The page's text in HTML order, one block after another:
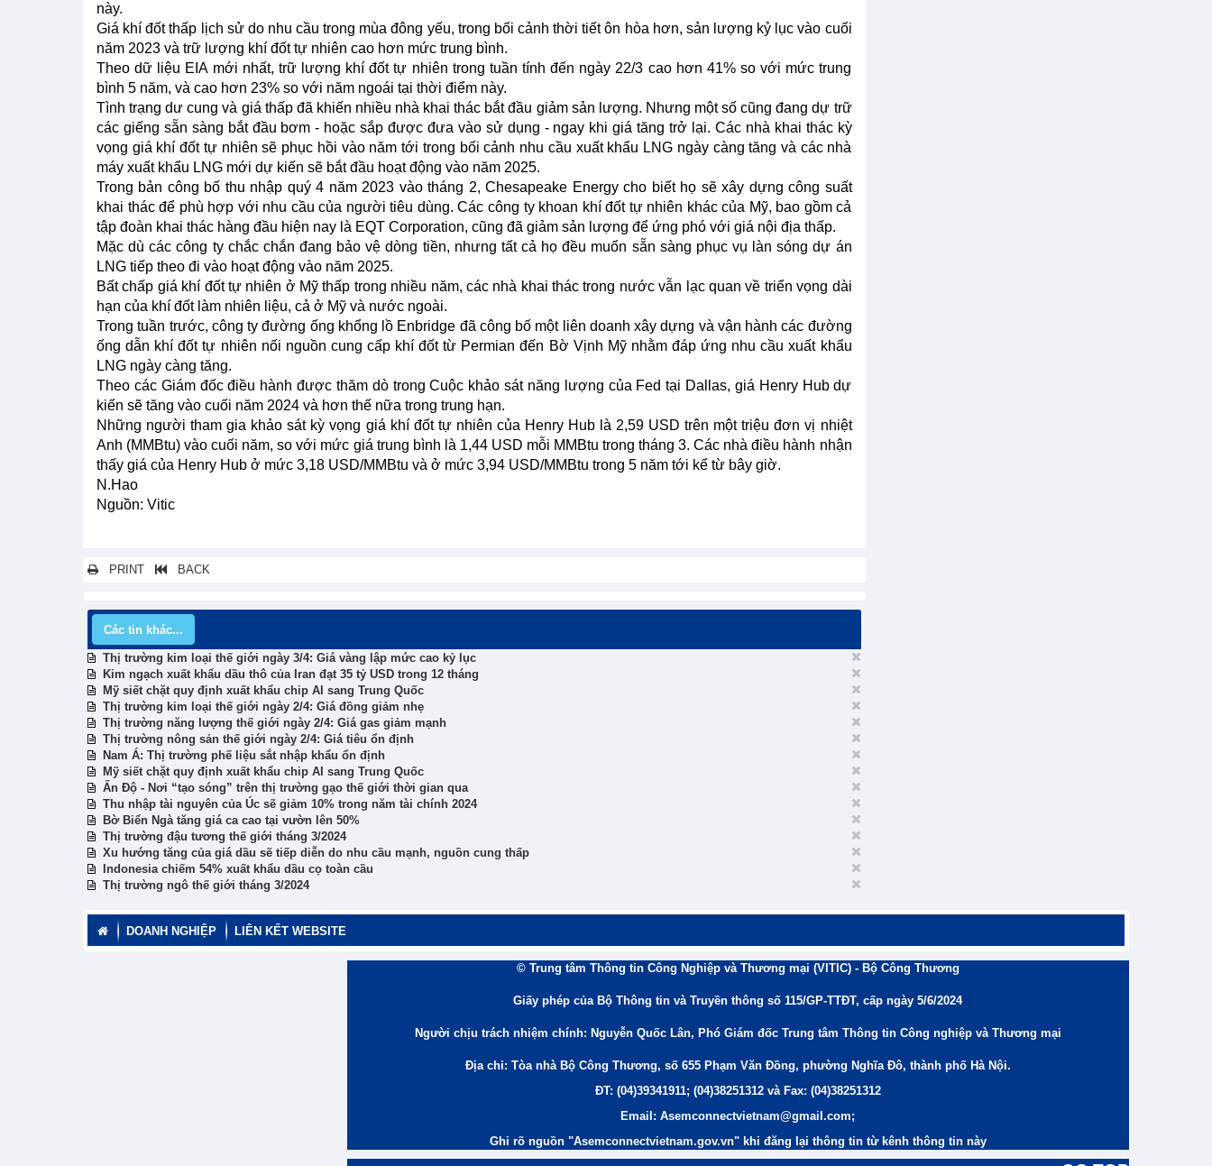
này.
Giá khí đốt thấp lịch sử do nhu cầu trong mùa đông yếu, trong bối cảnh thời tiết ôn hòa hơn, sản lượng kỷ lục vào cuối
năm 2023 và trữ lượng khí đốt tự nhiên cao hơn mức trung bình.
Theo dữ liệu EIA mới nhất, trữ lượng khí đốt tự nhiên trong tuần tính đến ngày 22/3 cao hơn 41% so với mức trung
bình 5 năm, và cao hơn 23% so với năm ngoái tại thời điểm này.
Tình trạng dư cung và giá thấp đã khiến nhiều nhà khai thác bắt đầu giảm sản lượng. Nhưng một số cũng đang dự trữ
các giếng sẵn sàng bắt đầu bơm - hoặc sắp được đưa vào sử dụng - ngay khi giá tăng trở lại. Các nhà khai thác kỳ
vọng giá khí đốt tự nhiên sẽ phục hồi vào năm tới trong bối cảnh nhu cầu xuất khẩu LNG ngày càng tăng và các nhà
máy xuất khẩu LNG mới dự kiến sẽ bắt đầu hoạt động vào năm 2025.
Trong bản công bố thu nhập quý 4 năm 2023 vào tháng 2, Chesapeake Energy cho biết họ sẽ xây dựng công suất
khai thác để phù hợp với nhu cầu của người tiêu dùng. Các công ty khoan khí đốt tự nhiên khác của Mỹ, bao gồm cả
tập đoàn khai thác hàng đầu hiện nay là EQT Corporation, cũng đã giảm sản lượng để ứng phó với giá nội địa thấp.
Mặc dù các công ty chắc chắn đang bảo vệ dòng tiền, nhưng tất cả họ đều muốn sẵn sàng phục vụ làn sóng dự án
LNG tiếp theo đi vào hoạt động vào năm 2025.
Bất chấp giá khí đốt tự nhiên ở Mỹ thấp trong nhiều năm, các nhà khai thác trong nước vẫn lạc quan về triển vọng dài
hạn của khí đốt làm nhiên liệu, cả ở Mỹ và nước ngoài.
Trong tuần trước, công ty đường ống khổng lồ Enbridge đã công bố một liên doanh xây dựng và vận hành các đường
ống dẫn khí đốt tự nhiên nối nguồn cung cấp khí đốt từ Permian đến Bờ Vịnh Mỹ nhằm đáp ứng nhu cầu xuất khẩu
LNG ngày càng tăng.
Theo các Giám đốc điều hành được thăm dò trong Cuộc khảo sát năng lượng của Fed tại Dallas, giá Henry Hub dự
kiến sẽ tăng vào cuối năm 2024 và hơn thế nữa trong trung hạn.
Những người tham gia khảo sát kỳ vọng giá khí đốt tự nhiên của Henry Hub là 2,59 USD trên một triệu đơn vị nhiệt
Anh (MMBtu) vào cuối năm, so với mức giá trung bình là 1,44 USD mỗi MMBtu trong tháng 3. Các nhà điều hành nhận
thấy giá của Henry Hub ở mức 3,18 USD/MMBtu và ở mức 3,94 USD/MMBtu trong 5 năm tới kể từ bây giờ.
N.Hao
Nguồn: Vitic
PRINT BACK
Các tin khác...
Thị trường kim loại thế giới ngày 3/4: Giá vàng lập mức cao kỷ lục
Kim ngạch xuất khẩu dầu thô của Iran đạt 35 tỷ USD trong 12 tháng
Mỹ siết chặt quy định xuất khẩu chip AI sang Trung Quốc
Thị trường kim loại thế giới ngày 2/4: Giá đồng giảm nhẹ
Thị trường năng lượng thế giới ngày 2/4: Giá gas giảm mạnh
Thị trường nông sản thế giới ngày 2/4: Giá tiêu ổn định
Nam Á: Thị trường phế liệu sắt nhập khẩu ổn định
Mỹ siết chặt quy định xuất khẩu chip AI sang Trung Quốc
Ấn Độ - Nơi “tạo sóng” trên thị trường gạo thế giới thời gian qua
Thu nhập tài nguyên của Úc sẽ giảm 10% trong năm tài chính 2024
Bờ Biển Ngà tăng giá ca cao tại vườn lên 50%
Thị trường đậu tương thế giới tháng 3/2024
Xu hướng tăng của giá dầu sẽ tiếp diễn do nhu cầu mạnh, nguồn cung thấp
Indonesia chiếm 54% xuất khẩu dầu cọ toàn cầu
Thị trường ngô thế giới tháng 3/2024
DOANH NGHIỆP LIÊN KẾT WEBSITE
© Trung tâm Thông tin Công Nghiệp và Thương mại (VITIC) - Bộ Công Thương
Giấy phép của Bộ Thông tin và Truyền thông số 115/GP-TTĐT, cấp ngày 5/6/2024
Người chịu trách nhiệm chính: Nguyễn Quốc Lân, Phó Giám đốc Trung tâm Thông tin Công nghiệp và Thương mại
Địa chỉ: Tòa nhà Bộ Công Thương, số 655 Phạm Văn Đồng, phường Nghĩa Đô, thành phố Hà Nội.
ĐT: (04)39341911; (04)38251312 và Fax: (04)38251312
Email: Asemconnectvietnam@gmail.com;
Ghi rõ nguồn "Asemconnectvietnam.gov.vn" khi đăng lại thông tin từ kênh thông tin này